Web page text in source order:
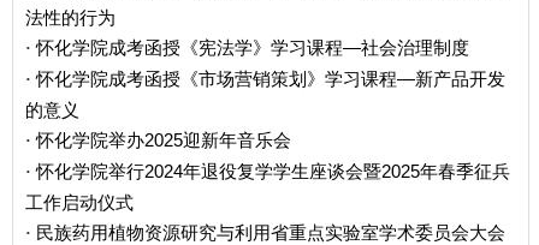
法性的行为
·怀化学院成考函授《宪法学》学习课程—社会治理制度
·怀化学院成考函授《市场营销策划》学习课程—新产品开发
的意义
·怀化学院举办2025迎新年音乐会
·怀化学院举行2024年退役复学学生座谈会暨2025年春季征兵
工作启动仪式
· 民族药用植物资源研究与利用省重点实验室学术委员会大会